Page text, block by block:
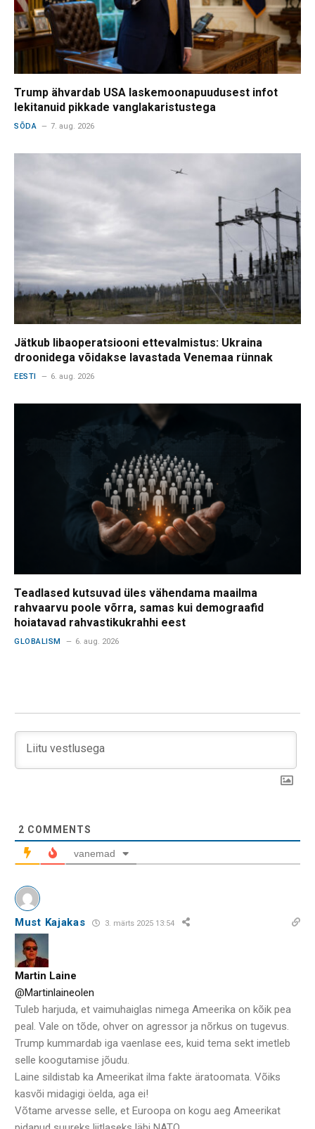
Trump ähvardab USA laskemoonapuudusest infot
lekitanuid pikkade vanglakaristustega
SÕDA 7. aug. 2026
Jätkub libaoperatsiooni ettevalmistus: Ukraina
droonidega võidakse lavastada Venemaa rünnak
EESTI 6. aug. 2026
Teadlased kutsuvad üles vähendama maailma
rahvaarvu poole võrra, samas kui demograafid
hoiatavad rahvastikukrahhi eest
GLOBALISM 6. aug. 2026
2 COMMENTS
vanemad
Must Kajakas 3. märts 2025 13:54
Martin Laine
@Martinlaineolen
Tuleb harjuda, et vaimuhaiglas nimega Ameerika on kõik pea
peal. Vale on tõde, ohver on agressor ja nõrkus on tugevus.
Trump kummardab iga vaenlase ees, kuid tema sekt imetleb
selle koogutamise jõudu.
Laine sildistab ka Ameerikat ilma fakte äratoomata. Võiks
kasvõi midagigi öelda, aga ei!
Võtame arvesse selle, et Euroopa on kogu aeg Ameerikat